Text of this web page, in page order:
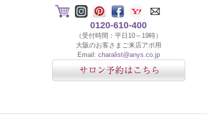
0120-610-400
（受付時間：平日10～19時）
大阪のお客さまご来店アポ用
Email: charalist@anys.co.jp